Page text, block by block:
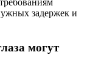
задержек и
могут